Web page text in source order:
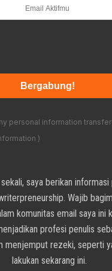
personal information
)
saya berikan informasi
Wajib
komunitas email saya ini
profesi penulis
menjemput rezeki, seperti
lakukan sekarang ini.